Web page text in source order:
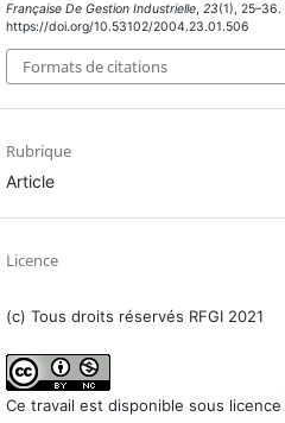
Française De Gestion Industrielle, 23(1), 25–36.
https://doi.org/10.53102/2004.23.01.506
Formats de citations
Rubrique
Article
Licence
(c) Tous droits réservés RFGI 2021
Ce travail est disponible sous licence